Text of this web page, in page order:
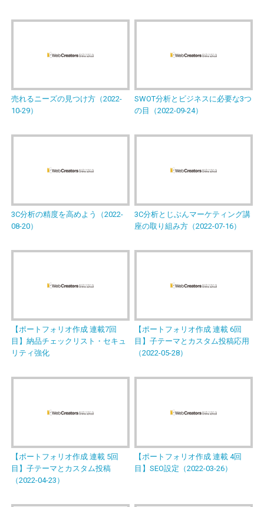
売れるニーズの見つけ方（2022-
10-29）
SWOT分析とビジネスに必要な3つ
の目（2022-09-24）
3C分析の精度を高めよう（2022-
08-20）
3C分析とじぶんマーケティング講
座の取り組み方（2022-07-16）
【ポートフォリオ作成 連載7回
目】納品チェックリスト・セキュ
リティ強化
【ポートフォリオ作成 連載 6回
目】子テーマとカスタム投稿応用
（2022-05-28）
【ポートフォリオ作成 連載 5回
目】子テーマとカスタム投稿
（2022-04-23）
【ポートフォリオ作成 連載 4回
目】SEO設定（2022-03-26）